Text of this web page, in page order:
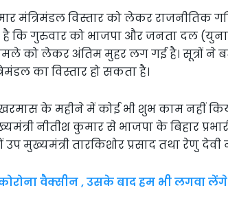
मंत्रिमंडल विस्तार को लेकर राजनीतिक
है कि गुरुवार को भाजपा और जनता दल
को लेकर अंतिम मुहर लग गई है। सूत्रों ने
का विस्तार हो सकता है।
खरमास के महीने में कोई भी शुभ काम नहीं
नीतीश कुमार से भाजपा के बिहार प्रभारी
मुख्यमंत्री तारकिशोर प्रसाद तथा रेणु
वैक्सीन , उसके बाद हम भी लगवा लेंगे